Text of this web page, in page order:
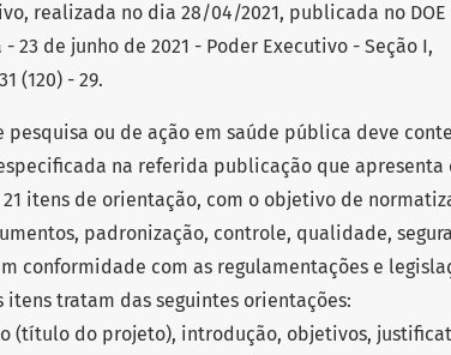
realizada no dia 28/04/2021, publicada no DOE
23 de junho de 2021 - Poder Executivo - Seção I,
(120) - 29.
pesquisa ou de ação em saúde pública deve
na referida publicação que apresenta
itens de orientação, com o objetivo de
padronização, controle, qualidade,
conformidade com as regulamentações e
itens tratam das seguintes orientações:
(título do projeto), introdução, objetivos,